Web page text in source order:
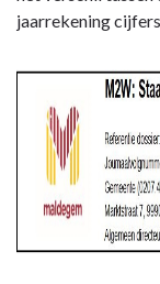
M2W
jaarrekening